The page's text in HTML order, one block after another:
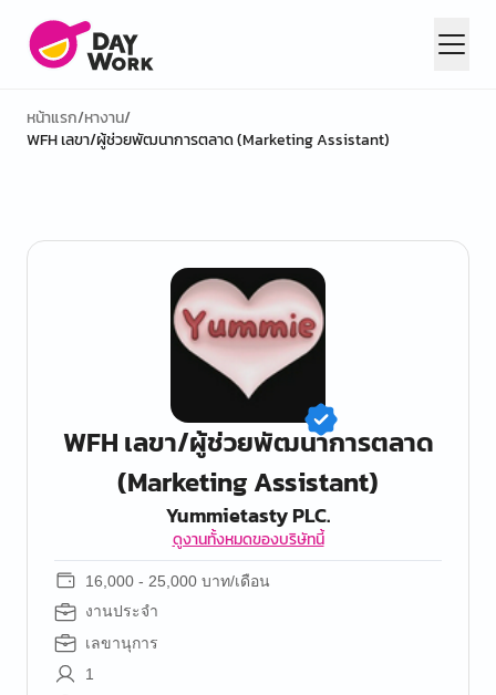
หน้าแรก/หางาน/
WFH เลขา/ผู้ช่วยพัฒนาการตลาด (Marketing Assistant)
WFH เลขา/ผู้ช่วยพัฒนาการตลาด
(Marketing Assistant)
Yummietasty PLC.
ดูงานทั้งหมดของบริษัทนี้
16,000 - 25,000 บาท/เดือน
งานประจำ
เลขานุการ
1